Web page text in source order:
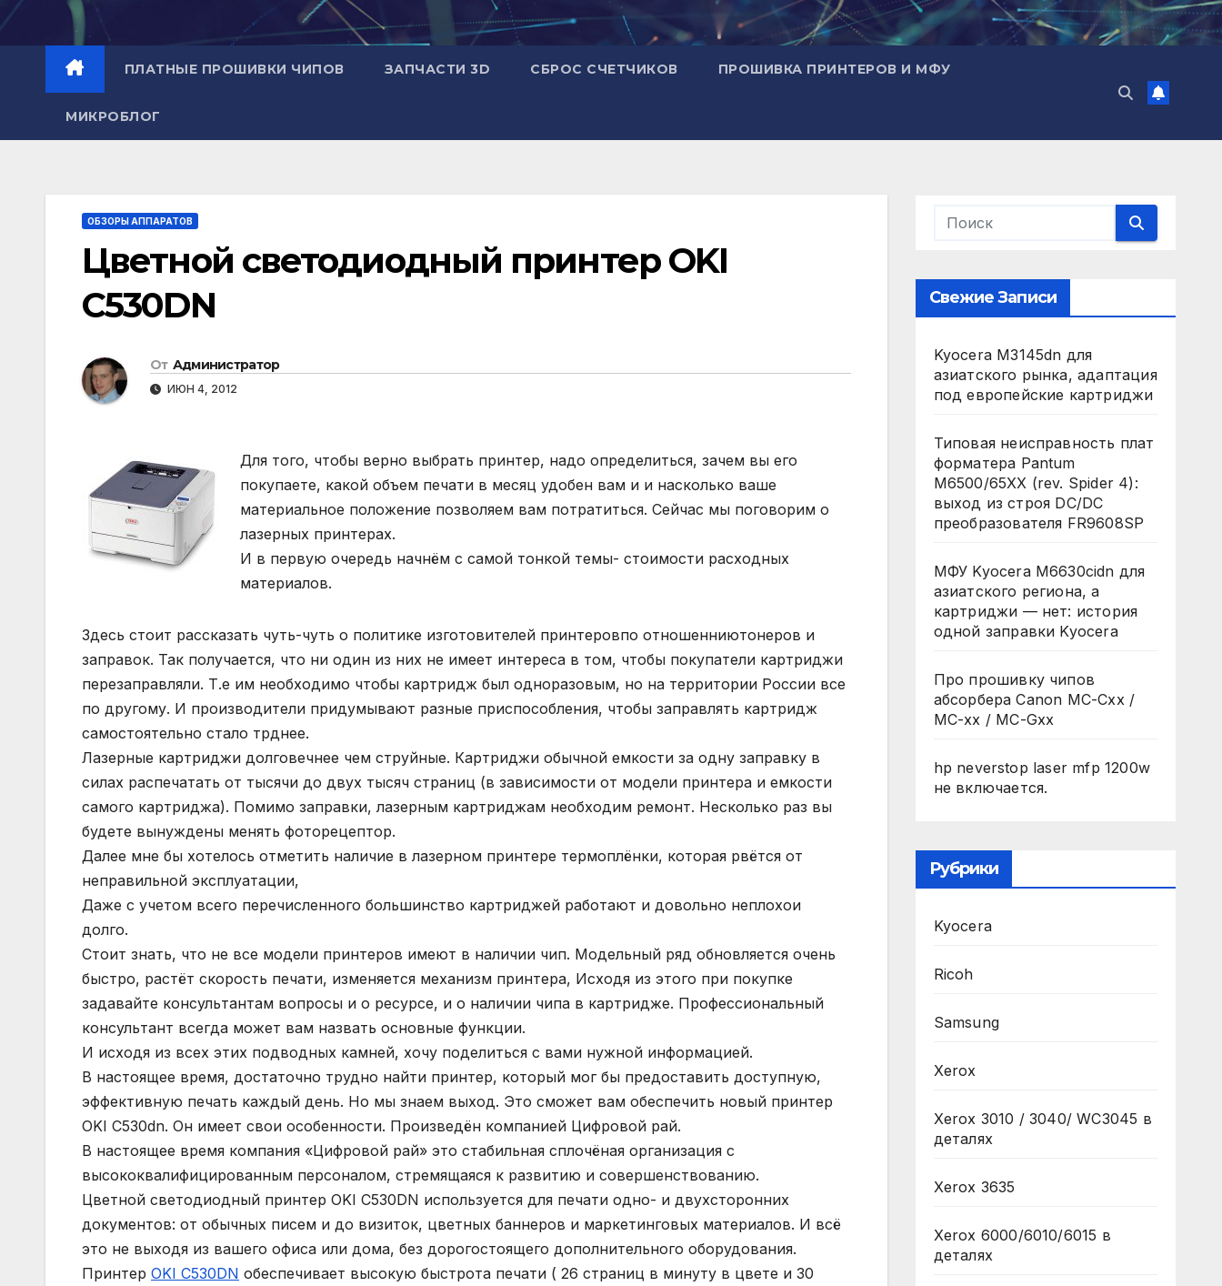
Перейти
содержимому
ПЛАТНЫЕ ПРОШИВКИ ЧИПОВ ЗАПЧАСТИ 3D СБРОС СЧЕТЧИКОВ ПРОШИВКА ПРИНТЕРОВ И МФУ
МИКРОБЛОГ
ОБЗОРЫ АППАРАТОВ
Цветной светодиодный принтер OKI
C530DN
От Администратор
ИЮН 4, 2012
Для того, чтобы верно выбрать принтер, надо определиться, зачем вы его
покупаете, какой объем печати в месяц удобен вам и и насколько ваше
материальное положение позволяем вам потратиться. Сейчас мы поговорим о
лазерных принтерах.
И в первую очередь начнём с самой тонкой темы- стоимости расходных
материалов.
Здесь стоит рассказать чуть-чуть о политике изготовителей принтеровпо отношенниютонеров и
заправок. Так получается, что ни один из них не имеет интереса в том, чтобы покупатели картриджи
перезаправляли. Т.е им необходимо чтобы картридж был одноразовым, но на территории России все
по другому. И производители придумывают разные приспособления, чтобы заправлять картридж
самостоятельно стало трднее.
Лазерные картриджи долговечнее чем струйные. Картриджи обычной емкости за одну заправку в
силах распечатать от тысячи до двух тысяч страниц (в зависимости от модели принтера и емкости
самого картриджа). Помимо заправки, лазерным картриджам необходим ремонт. Несколько раз вы
будете вынуждены менять фоторецептор.
Далее мне бы хотелось отметить наличие в лазерном принтере термоплёнки, которая рвётся от
неправильной эксплуатации,
Даже с учетом всего перечисленного большинство картриджей работают и довольно неплохои
долго.
Стоит знать, что не все модели принтеров имеют в наличии чип. Модельный ряд обновляется очень
быстро, растёт скорость печати, изменяется механизм принтера, Исходя из этого при покупке
задавайте консультантам вопросы и о ресурсе, и о наличии чипа в картридже. Профессиональный
консультант всегда может вам назвать основные функции.
И исходя из всех этих подводных камней, хочу поделиться с вами нужной информацией.
В настоящее время, достаточно трудно найти принтер, который мог бы предоставить доступную,
эффективную печать каждый день. Но мы знаем выход. Это сможет вам обеспечить новый принтер
OKI C530dn. Он имеет свои особенности. Произведён компанией Цифровой рай.
В настоящее время компания «Цифровой рай» это стабильная сплочёная организация с
высококвалифицированным персоналом, стремящаяся к развитию и совершенствованию.
Цветной светодиодный принтер OKI C530DN используется для печати одно- и двухсторонних
документов: от обычных писем и до визиток, цветных баннеров и маркетинговых материалов. И всё
это не выходя из вашего офиса или дома, без дорогостоящего дополнительного оборудования.
Принтер OKI C530DN обеспечивает высокую быстрота печати ( 26 страниц в минуту в цвете и 30
Свежие Записи
Kyocera M3145dn для
азиатского рынка, адаптация
под европейские картриджи
Типовая неисправность плат
форматера Pantum
M6500/65XX (rev. Spider 4):
выход из строя DC/DC
преобразователя FR9608SP
МФУ Kyocera M6630cidn для
азиатского региона, а
картриджи — нет: история
одной заправки Kyocera
Про прошивку чипов
абсорбера Canon MC-Cxx /
MC-xx / MC-Gxx
hp neverstop laser mfp 1200w
не включается.
Рубрики
Kyocera
Ricoh
Samsung
Xerox
Xerox 3010 / 3040/ WC3045 в
деталях
Xerox 3635
Xerox 6000/6010/6015 в
деталях